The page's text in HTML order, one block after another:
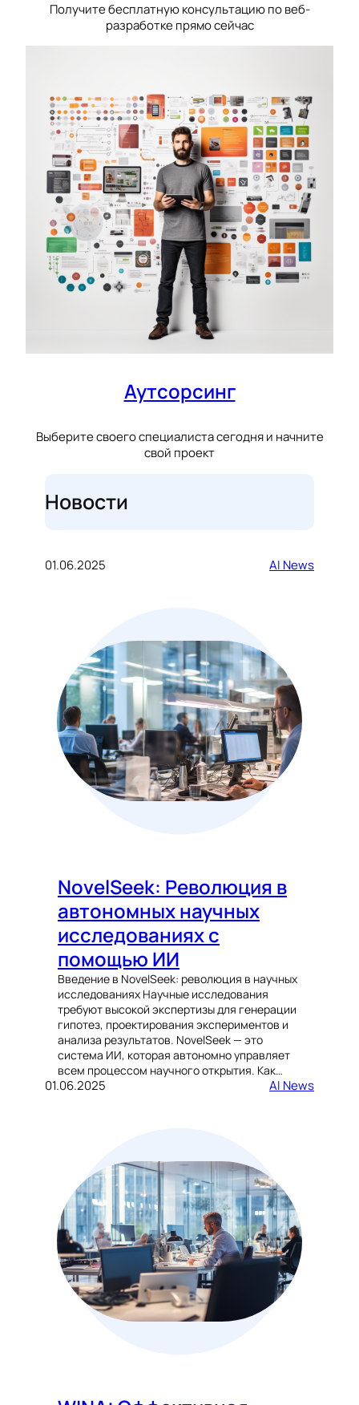
Получите бесплатную консультацию по веб-
разработке прямо сейчас
Аутсорсинг
Выберите своего специалиста сегодня и начните
свой проект
Новости
01.06.2025 AI News
NovelSeek: Революция в
автономных научных
исследованиях с
помощью ИИ
Введение в NovelSeek: революция в научных
исследованиях Научные исследования
требуют высокой экспертизы для генерации
гипотез, проектирования экспериментов и
анализа результатов. NovelSeek — это
система ИИ, которая автономно управляет
всем процессом научного открытия. Как…
01.06.2025 AI News